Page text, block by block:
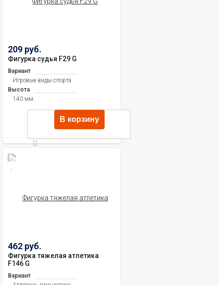
209 руб.
Фигурка судья F29 G
Вариант
Игровые виды спорта
Высота
140 мм.
В корзину
462 руб.
Фигурка тяжелая атлетика
F146 G
Вариант